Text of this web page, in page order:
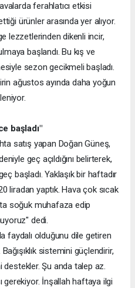
ferahlatıcı etkisi
ürünler arasında yer alıyor.
lezzetlerinden dikenli incir,
başlandı. Bu kış ve
sezon gecikmeli başladı.
ağustos ayında daha yoğun
başladı"
satış yapan Doğan Güneş,
geç açıldığını belirterek,
başladı. Yaklaşık bir haftadır
liradan yaptık. Hava çok sıcak
soğuk muhafaza edip
dedi.
faydalı olduğunu dile getiren
sistemini güçlendirir,
Şu anda talep az.
gerekiyor. İnşallah haftaya ilgi